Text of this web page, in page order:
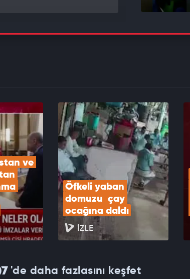
barışçıl çözüm
ve
Öfkeli yaban
domuzu  çay
ocağına daldı
İZLE
'de daha fazlasını keşfet